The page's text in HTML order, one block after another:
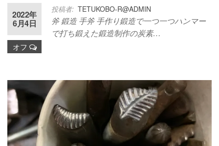
投稿者: TETUKOBO-R@ADMIN
2022年
6月4日
オフ
斧 鍛造 手斧 手作り鍛造で一つ一つハンマー
で打ち鍛えた鍛造制作の炭素…